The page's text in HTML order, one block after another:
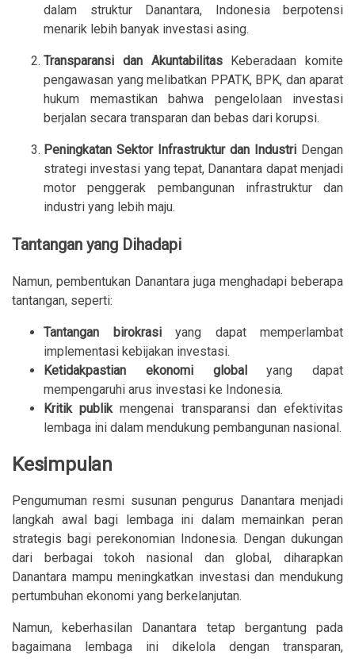
dalam struktur Danantara, Indonesia berpotensi
menarik lebih banyak investasi asing.
Transparansi dan AkuntabilitasKeberadaan komite
pengawasan yang melibatkan PPATK, BPK, dan aparat
hukum memastikan bahwa pengelolaan investasi
berjalan secara transparan dan bebas dari korupsi.
Peningkatan Sektor Infrastruktur dan Industri Dengan
strategi investasi yang tepat, Danantara dapat menjadi
motor penggerak pembangunan infrastruktur dan
industri yang lebih maju.
Tantangan yang Dihadapi
Namun, pembentukan Danantara juga menghadapi beberapa
tantangan, seperti:
Tantangan birokrasiyang dapat memperlambat
implementasi kebijakan investasi.
Ketidakpastian ekonomi globalyang dapat
mempengaruhi arus investasi ke Indonesia.
Kritik publikmengenai transparansi dan efektivitas
lembaga ini dalam mendukung pembangunan nasional.
Kesimpulan
Pengumuman resmi susunan pengurus Danantara menjadi
langkah awal bagi lembaga ini dalam memainkan peran
strategis bagi perekonomian Indonesia. Dengan dukungan
dari berbagai tokoh nasional dan global, diharapkan
Danantara mampu meningkatkan investasi dan mendukung
pertumbuhan ekonomi yang berkelanjutan.
Namun, keberhasilan Danantara tetap bergantung pada
bagaimana lembaga ini dikelola dengan transparan,